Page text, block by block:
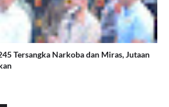
Tersangka Narkoba dan Miras, Jutaan